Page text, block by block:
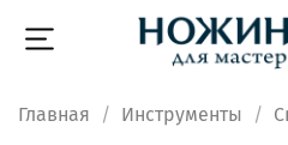
Главная Инструменты